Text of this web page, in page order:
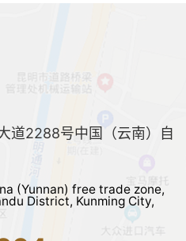
道2288号中国（云南）自
(Yunnan) free trade zone,
District, Kunming City,